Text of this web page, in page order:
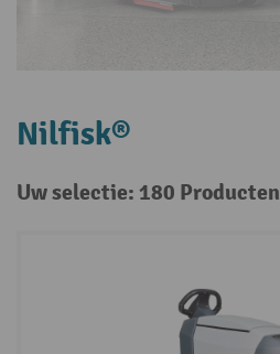
Nilfisk®
Uw selectie: 180 Producten